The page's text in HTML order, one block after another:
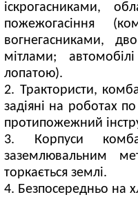
іскрогасниками,
пожежогасіння
вогнегасниками,
мітлами;
лопатою).
Трактористи,
задіяні на роботах
протипожежний
Корпуси
заземлювальним
торкається землі.
Безпосередньо на